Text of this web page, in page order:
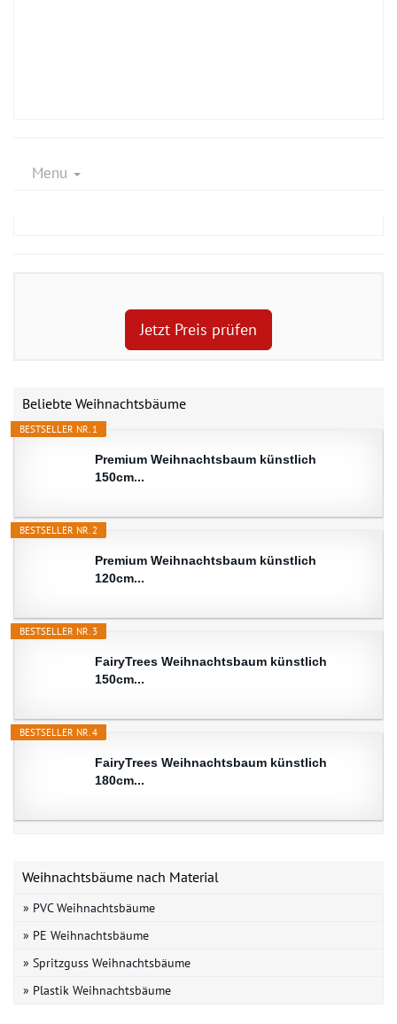
Menu
Jetzt Preis prüfen
Beliebte Weihnachtsbäume
BESTSELLER NR. 1
Premium Weihnachtsbaum künstlich
150cm...
BESTSELLER NR. 2
Premium Weihnachtsbaum künstlich
120cm...
BESTSELLER NR. 3
FairyTrees Weihnachtsbaum künstlich
150cm...
BESTSELLER NR. 4
FairyTrees Weihnachtsbaum künstlich
180cm...
Weihnachtsbäume nach Material
» PVC Weihnachtsbäume
» PE Weihnachtsbäume
» Spritzguss Weihnachtsbäume
» Plastik Weihnachtsbäume